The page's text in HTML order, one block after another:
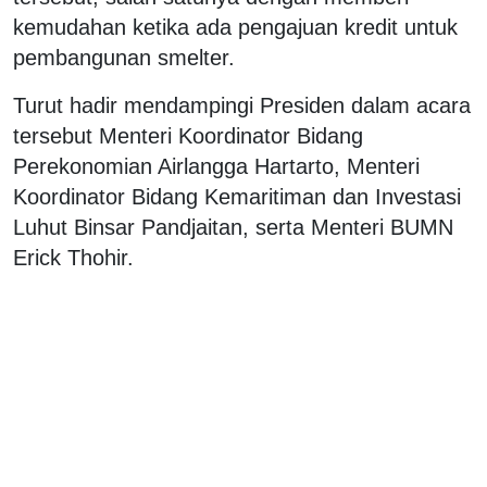
kemudahan ketika ada pengajuan kredit untuk
pembangunan smelter.
Turut hadir mendampingi Presiden dalam acara
tersebut Menteri Koordinator Bidang
Perekonomian Airlangga Hartarto, Menteri
Koordinator Bidang Kemaritiman dan Investasi
Luhut Binsar Pandjaitan, serta Menteri BUMN
Erick Thohir.